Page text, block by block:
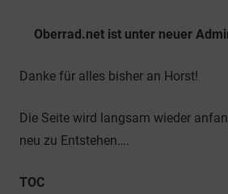
Oberrad.net ist unter neuer
Danke für alles bisher an Horst!
Die Seite wird langsam wieder
neu zu Entstehen….
TOC